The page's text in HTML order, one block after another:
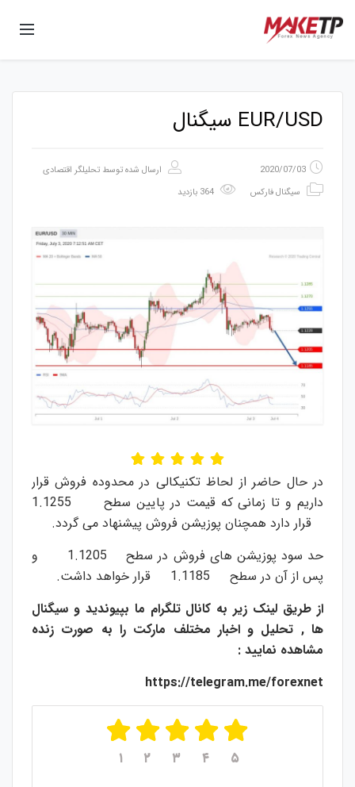
EUR/USD سیگنال
2020/07/03 ارسال شده توسط تحلیلگر اقتصادی
سیگنال فارکس
در حال حاضر از لحاظ تکنیکالی در محدوده فروش قرار
داریم و تا زمانی که قیمت در پایین سطح 1.1255
قرار دارد همچنان پوزیشن فروش پیشنهاد می گردد.
حد سود پوزیشن های فروش در سطح 1.1205 و
پس از آن در سطح 1.1185 قرار خواهد داشت.
از طریق لینک زیر به کانال تلگرام ما بپیوندید و سیگنال
ها , تحلیل و اخبار مختلف مارکت را به صورت زنده
مشاهده نمایید :
https://telegram.me/forexnet
۱ ۲ ۳ ۴ ۵